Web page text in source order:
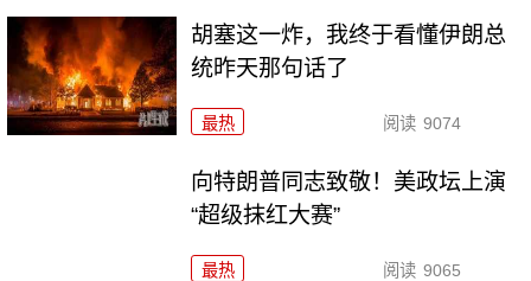
胡塞这一炸，我终于看懂伊朗总
统昨天那句话了
最热 阅读 9074
向特朗普同志致敬！美政坛上演
“超级抹红大赛”
最热 阅读 9065